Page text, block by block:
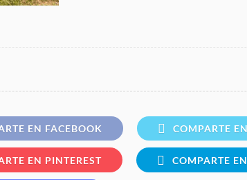
EN FACEBOOK COMPARTE
EN PINTEREST COMPARTE